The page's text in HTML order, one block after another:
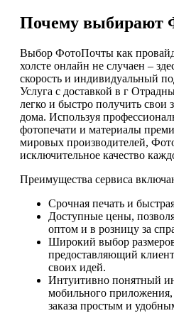
Почему выбирают
Выбор ФотоПочты как
холсте онлайн не случаен –
скорость и индивидуальный
Услуга с доставкой в г
легко и быстро получить свои
дома. Используя
фотопечати и материалы
мировых производителей,
исключительное качество
Преимущества сервиса
Срочная печать и
Доступные цены,
оптом и в розницу за
Широкий выбор
предоставляющий
своих идей.
Интуитивно понятный
мобильного
заказа простым и